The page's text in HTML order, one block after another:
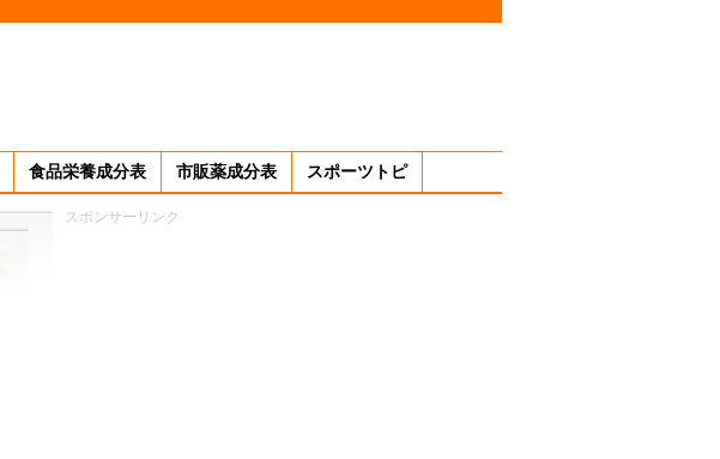
食品栄養成分表 市販薬成分表 スポーツトピ
スポンサーリンク